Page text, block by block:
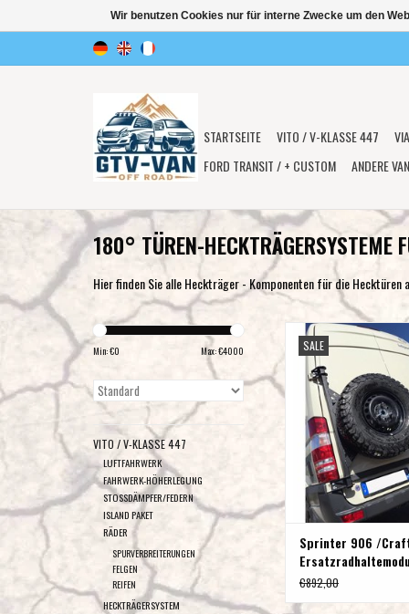
STARTSEITE VITO / V-KLASSE 447
FORD TRANSIT / + CUSTOM
ANDERE
180° TÜREN-HECKTRÄGERSYSTEME
Hier finden Sie alle Heckträger - Komponenten für die Hecktüren
Min: €0 Max: €4000
VITO / V-KLASSE 447
LUFTFAHRWERK
FAHRWERK-HÖHERLEGUNG
STOSSDÄMPFER/FEDERN
ISLAND PAKET
RÄDER
SPURVERBREITERUNGEN
FELGEN
REIFEN
HECKTRÄGERSYSTEM
SALE
Mercedes Sprinter 906 /
(2006-2016) -
die Hecktür links
ZUM WARENKORB
Sprinter 906 /
Hecktür links
€892,00
Wir benutzen Cookies nur für interne Zwecke um den